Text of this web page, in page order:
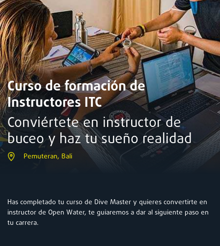
Curso de formación de
Instructores ITC
Conviértete en instructor de
buceo y haz tu sueño realidad
Pemuteran, Bali
Has completado tu curso de Dive Master y quieres convertirte en
instructor de Open Water, te guiaremos a dar al siguiente paso en
tu carrera.